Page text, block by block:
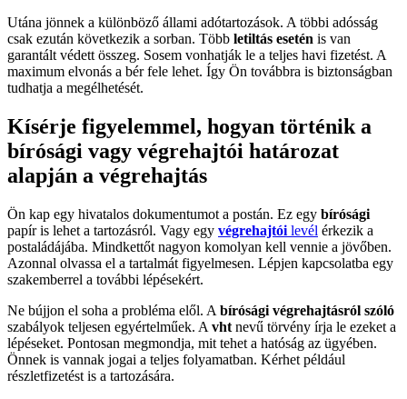
Utána jönnek a különböző állami adótartozások. A többi adósság
csak ezután következik a sorban. Több letiltás esetén is van
garantált védett összeg. Sosem vonhatják le a teljes havi fizetést. A
maximum elvonás a bér fele lehet. Így Ön továbbra is biztonságban
tudhatja a megélhetését.
Kísérje figyelemmel, hogyan történik a
bírósági vagy végrehajtói határozat
alapján a végrehajtás
Ön kap egy hivatalos dokumentumot a postán. Ez egy bírósági
papír is lehet a tartozásról. Vagy egy végrehajtói levél érkezik a
postaládájába. Mindkettőt nagyon komolyan kell vennie a jövőben.
Azonnal olvassa el a tartalmát figyelmesen. Lépjen kapcsolatba egy
szakemberrel a további lépésekért.
Ne bújjon el soha a probléma elől. A bírósági végrehajtásról szóló
szabályok teljesen egyértelműek. A vht nevű törvény írja le ezeket a
lépéseket. Pontosan megmondja, mit tehet a hatóság az ügyében.
Önnek is vannak jogai a teljes folyamatban. Kérhet például
részletfizetést is a tartozására.